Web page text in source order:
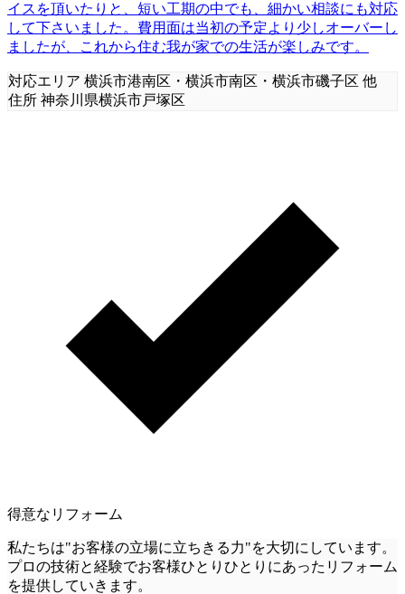
イスを頂いたりと、短い工期の中でも、細かい相談にも対応
して下さいました。費用面は当初の予定より少しオーバーし
ましたが、これから住む我が家での生活が楽しみです。
対応エリア 横浜市港南区・横浜市南区・横浜市磯子区 他
住所 神奈川県横浜市戸塚区
得意なリフォーム
私たちは"お客様の立場に立ちきる力"を大切にしています。
プロの技術と経験でお客様ひとりひとりにあったリフォーム
を提供していきます。